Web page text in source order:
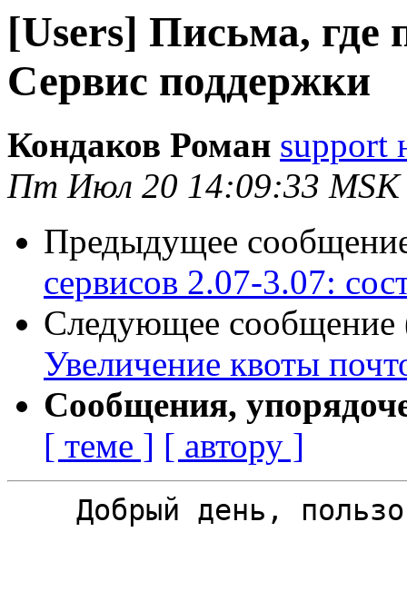
[Users] Письма, где
Сервис поддержки
Кондаков Роман support
Пт Июл 20 14:09:33 MSK
Предыдущее
сервисов 2.07-3.07:
Следующее сообщение
Увеличение квоты
Сообщения,
[ теме ] [ автору ]